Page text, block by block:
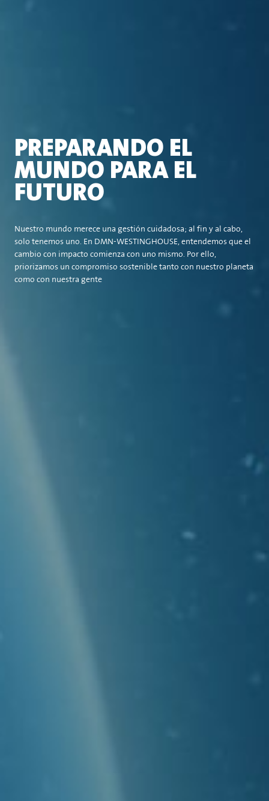
PREPARANDO EL
MUNDO PARA EL
FUTURO
Nuestro mundo merece una gestión cuidadosa; al fin y al cabo,
solo tenemos uno. En DMN-WESTINGHOUSE, entendemos que el
cambio con impacto comienza con uno mismo. Por ello,
priorizamos un compromiso sostenible tanto con nuestro planeta
como con nuestra gente